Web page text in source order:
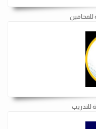
للمحامين
للتدريب